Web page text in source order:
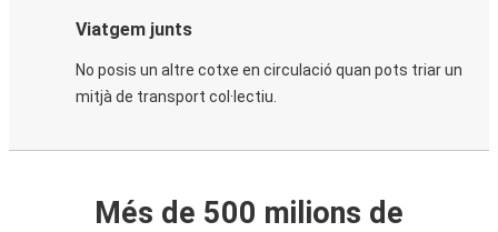
Viatgem junts
No posis un altre cotxe en circulació quan pots triar un
mitjà de transport col·lectiu.
Més de 500 milions de